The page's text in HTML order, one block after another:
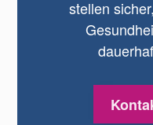
stellen